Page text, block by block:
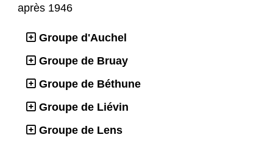
après 1946
Groupe d'Auchel
Groupe de Bruay
Groupe de Béthune
Groupe de Liévin
Groupe de Lens